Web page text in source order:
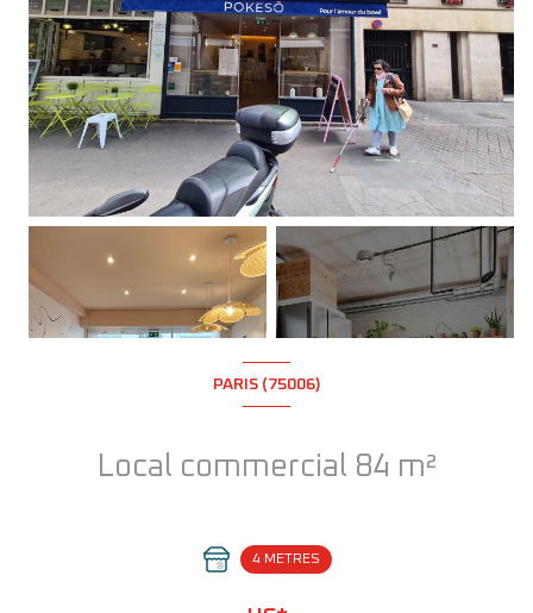
PARIS (75006)
Local commercial 84 m²
4 METRES